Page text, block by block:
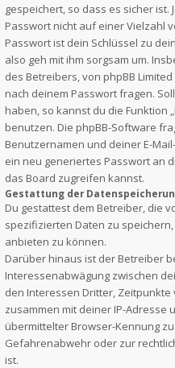
gespeichert, so dass es sicher
Passwort nicht auf einer Vielzahl
Passwort ist dein Schlüssel zu
also geh mit ihm sorgsam um.
des Betreibers, von phpBB
nach deinem Passwort fragen.
haben, so kannst du die Funktion
benutzen. Die phpBB-Software
Benutzernamen und deiner E-
ein neu generiertes Passwort an
das Board zugreifen kannst.
Gestattung der
Du gestattest dem Betreiber, die
spezifizierten Daten zu
anbieten zu können.
Darüber hinaus ist der Betreiber
Interessenabwägung zwischen
den Interessen Dritter,
zusammen mit deiner IP-Adresse
übermittelter Browser-Kennung
Gefahrenabwehr oder zur
ist.